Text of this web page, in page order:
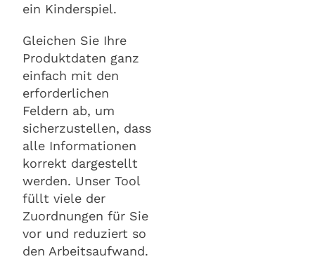
ein Kinderspiel.
Gleichen Sie Ihre
Produktdaten ganz
einfach mit den
erforderlichen
Feldern ab, um
sicherzustellen, dass
alle Informationen
korrekt dargestellt
werden. Unser Tool
füllt viele der
Zuordnungen für Sie
vor und reduziert so
den Arbeitsaufwand.